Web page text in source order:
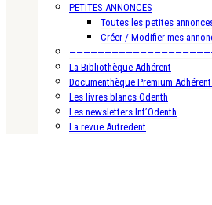
PETITES ANNONCES
Toutes les petites
Créer / Modifier mes
La Bibliothèque Adhérent
Documenthèque Premium
Les livres blancs Odenth
Les newsletters Inf’Odenth
La revue Autredent